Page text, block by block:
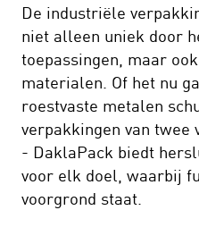
De industriële
niet alleen uniek door
toepassingen, maar
materialen. Of het nu
roestvaste metalen
verpakkingen van
- DaklaPack biedt
voor elk doel, waarbij
voorgrond staat.